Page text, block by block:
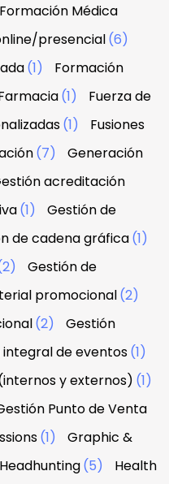
Formación Médica
presencial(6)
(1)
Formación
(1)
Fuerza de
(1)
Fusiones
(7)
Generación
acreditación
(1)
Gestión de
de cadena gráfica(1)
Gestión de
promocional(2)
(2)
Gestión
integral de eventos(1)
y externos) (1)
Punto de Venta
(1)
Graphic &
Headhunting(5)
Health